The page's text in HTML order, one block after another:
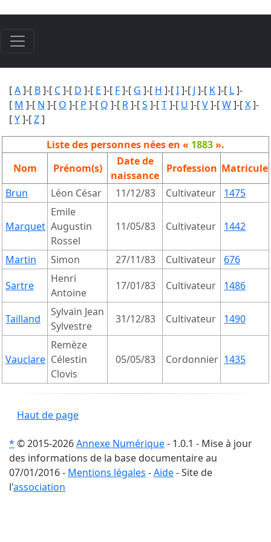
[A]-[ B]-[ C]-[ D ]-[ E ]-[ F]-[ G ]-[ H ]-[I]-[ J ]-[ K]-[ L]-
[ M ]-[ N ]-[ O ]-[ P ]-[ Q ]-[ R]-[S ]-[T]-[ U ]-[V]-[W]-[X]-
[Y]-[Z]
Liste des personnes nées en « 1883».
Nom
Prénom(s)
Date de
naissance
Profession Matricule
Brun
Léon César 11/12/83 Cultivateur 1475
Marquet
Emile
Augustin
Rossel
11/05/83 Cultivateur 1442
Martin Simon 27/11/83 Cultivateur
676
Sartre
Henri
Antoine
17/01/83 Cultivateur 1486
Tailland
Sylvain Jean
Sylvestre
31/12/83 Cultivateur 1490
Vauclare
Remèze
Célestin
Clovis
05/05/83 Cordonnier 1435
Haut de page
* © 2015-2026Annexe Numérique- 1.0.1 - Mise à jour
des informations de la base documentaire au
07/01/2016 - Mentions légales -Aide- Site de
l'association